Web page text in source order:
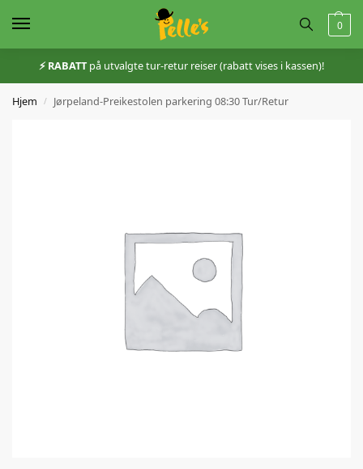
0
⚡️ RABATTpå utvalgte tur-retur reiser (rabatt vises i kassen)!
Hjem / Jørpeland-Preikestolen parkering 08:30 Tur/Retur